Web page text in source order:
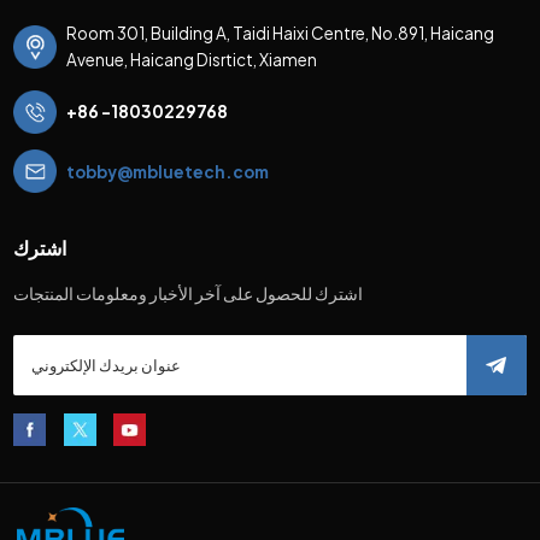
Room 301, Building A, Taidi Haixi Centre, No.891, Haicang
Avenue, Haicang Disrtict, Xiamen
+86 -18030229768
tobby@mbluetech.com
اشترك
اشترك للحصول على آخر الأخبار ومعلومات المنتجات